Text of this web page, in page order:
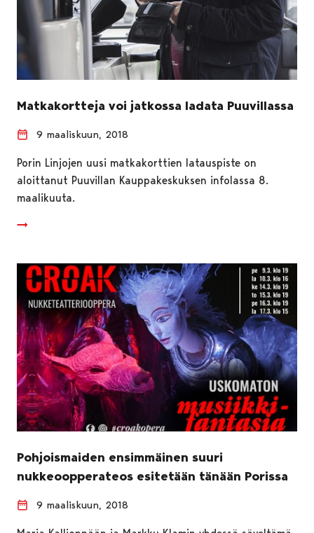
Matkakortteja voi jatkossa ladata Puuvillassa
9 maaliskuun, 2018
Porin Linjojen uusi matkakorttien latauspiste on
aloittanut Puuvillan Kauppakeskuksen infolassa 8.
maalikuuta.
Pohjoismaiden ensimmäinen suuri
nukkeoopperateos esitetään tänään Porissa
9 maaliskuun, 2018